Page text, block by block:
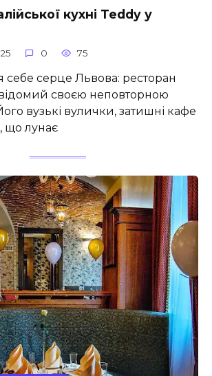
кухні Teddy у
0 75
себе серце Львова: ресторан
відомий своєю неповторною
вузькі вулички, затишні кафе
що лунає